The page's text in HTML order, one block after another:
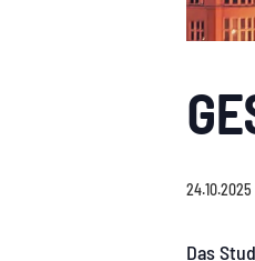
24.10.2025
Das